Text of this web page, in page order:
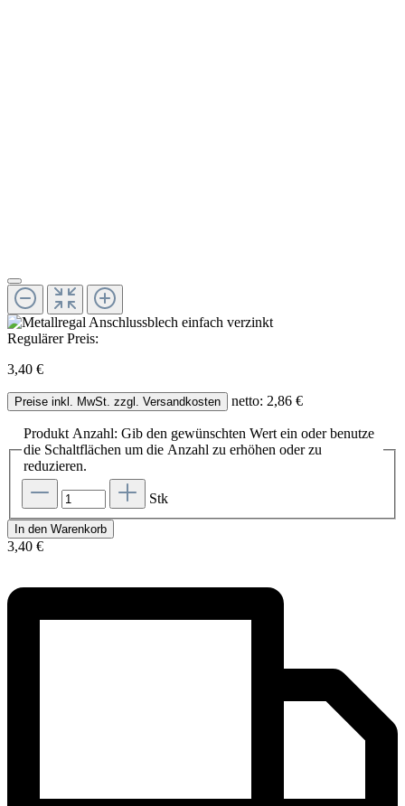
Regulärer Preis:
3,40 €
Preise inkl. MwSt. zzgl. Versandkosten netto: 2,86 €
Produkt Anzahl: Gib den gewünschten Wert ein oder benutze
die Schaltflächen um die Anzahl zu erhöhen oder zu
reduzieren.
Stk
In den Warenkorb
3,40 €